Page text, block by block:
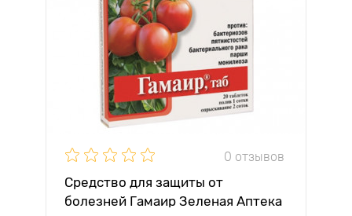
0 отзывов
Средство для защиты от
болезней Гамаир Зеленая Аптека